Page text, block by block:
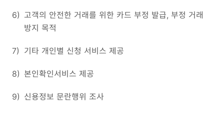
6) 고객의 안전한 거래를 위한 카드 부정 발급, 부정 거래
방지 목적
7) 기타 개인별 신청 서비스 제공
8) 본인확인서비스 제공
9) 신용정보 문란행위 조사